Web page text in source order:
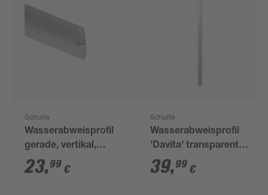
Schulte
Wasserabweisprofil
gerade, vertikal,
Dichtlippe: 12 mm
200 cm
23,99 €
Schulte
Wasserabweisprofil
'Davita' transparent
100 cm, für 8 mm
Glas, Kunststoff
39,99 €